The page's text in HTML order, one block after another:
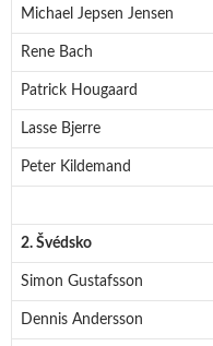
Michael Jepsen Jensen
Rene Bach
Patrick Hougaard
Lasse Bjerre
Peter Kildemand
2. Švédsko
Simon Gustafsson
Dennis Andersson